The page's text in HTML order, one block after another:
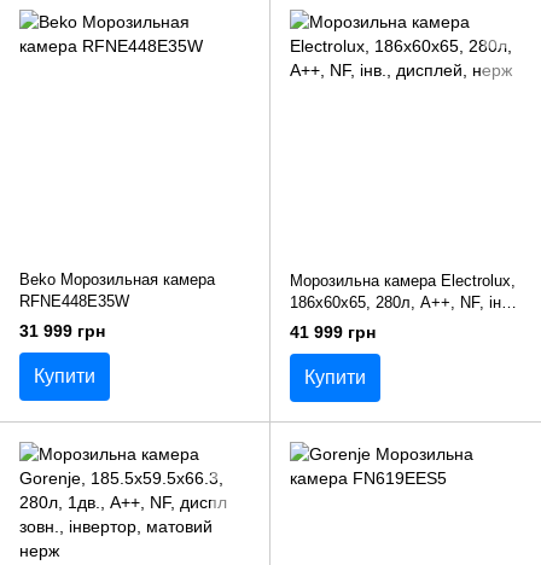
Beko Морозильная камера
RFNE448E35W
31 999 грн
Купити
Морозильна камера Electrolux,
186x60х65, 280л, А++, NF, інв.,
дисплей, нерж
41 999 грн
Купити